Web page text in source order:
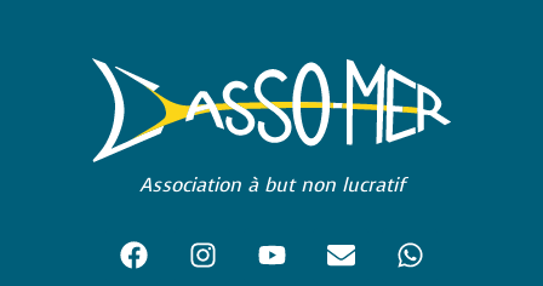
Association à but non lucratif